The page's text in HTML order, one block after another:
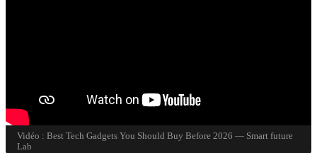
Vidéo : Best Tech Gadgets You Should Buy Before 2026 — Smart future
Lab